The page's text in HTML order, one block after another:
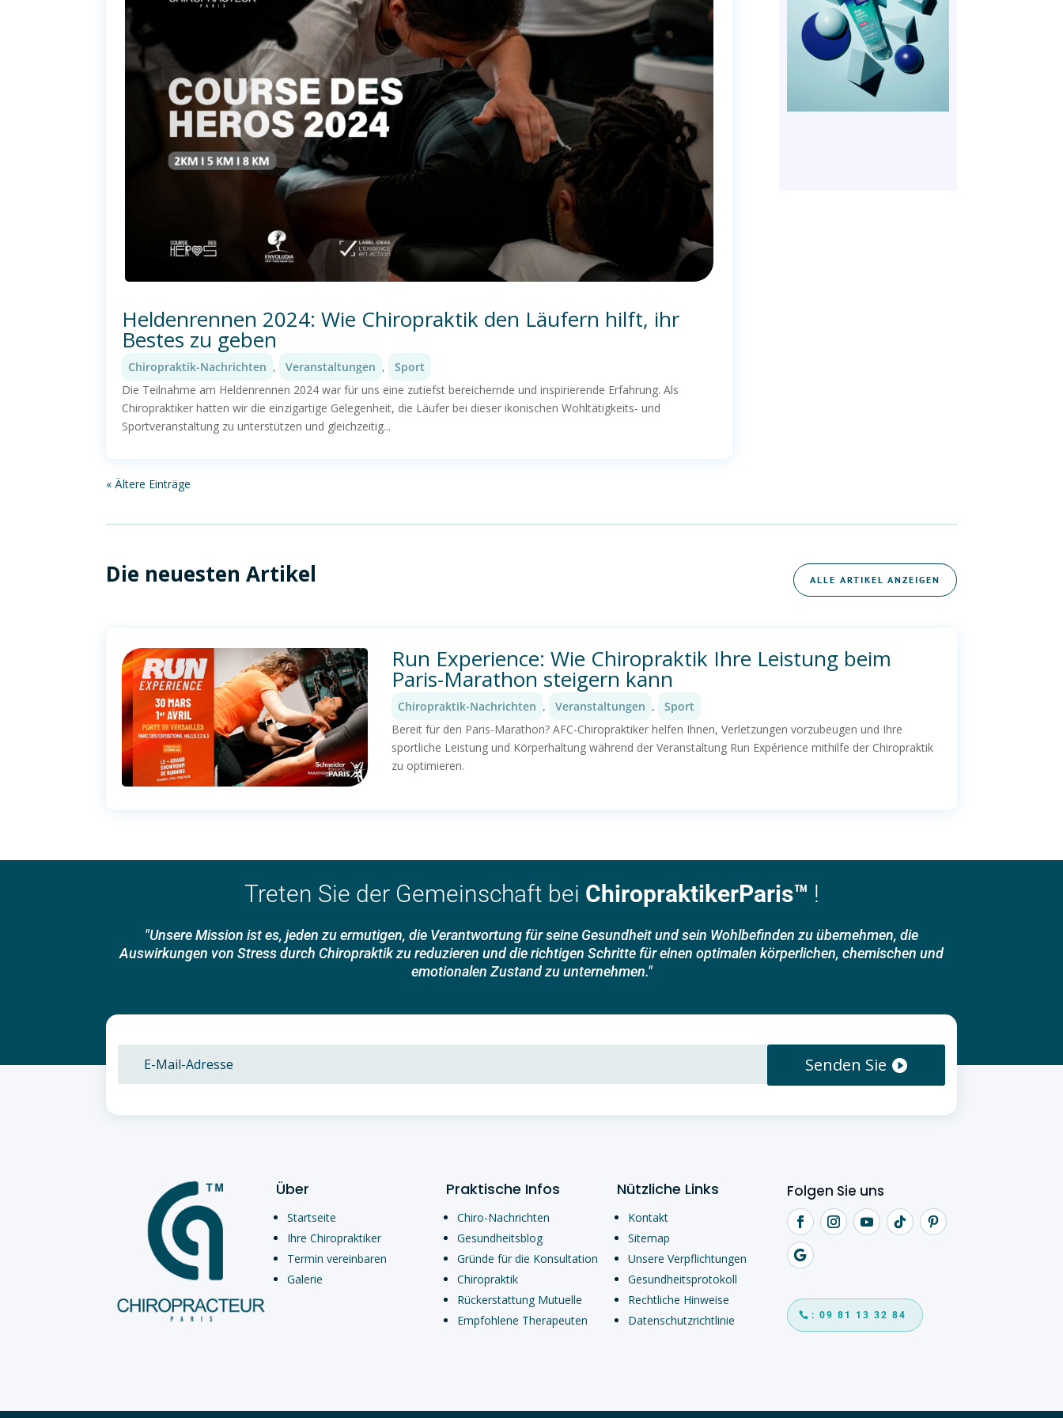
Heldenrennen 2024: Wie Chiropraktik den Läufern hilft, ihr
Bestes zu geben
Chiropraktik-Nachrichten , Veranstaltungen ,
Sport
Die Teilnahme am Heldenrennen 2024 war für uns eine zutiefst bereichernde und inspirierende Erfahrung. Als
Chiropraktiker hatten wir die einzigartige Gelegenheit, die Läufer bei dieser ikonischen Wohltätigkeits- und
Sportveranstaltung zu unterstützen und gleichzeitig...
« Ältere Einträge
Die neuesten Artikel ALLE ARTIKEL ANZEIGEN
Run Experience: Wie Chiropraktik Ihre Leistung beim
Paris-Marathon steigern kann
Chiropraktik-Nachrichten , Veranstaltungen ,
Sport
Bereit für den Paris-Marathon? AFC-Chiropraktiker helfen Ihnen, Verletzungen vorzubeugen und Ihre
sportliche Leistung und Körperhaltung während der Veranstaltung Run Expérience mithilfe der Chiropraktik
zu optimieren.
Treten Sie der Gemeinschaft bei ChiropraktikerParis™ !
"Unsere Mission ist es, jeden zu ermutigen, die Verantwortung für seine Gesundheit und sein Wohlbefinden zu übernehmen, die
Auswirkungen von Stress durch Chiropraktik zu reduzieren und die richtigen Schritte für einen optimalen körperlichen, chemischen und
emotionalen Zustand zu unternehmen."
Senden Sie
Über
Startseite
Ihre Chiropraktiker
Termin vereinbaren
Galerie
Praktische Infos
Chiro-Nachrichten
Gesundheitsblog
Gründe für die Konsultation
Chiropraktik
Rückerstattung Mutuelle
Empfohlene Therapeuten
Nützliche Links
Kontakt
Sitemap
Unsere Verpflichtungen
Gesundheitsprotokoll
Rechtliche Hinweise
Datenschutzrichtlinie
Folgen Sie uns
: 09 81 13 32 84